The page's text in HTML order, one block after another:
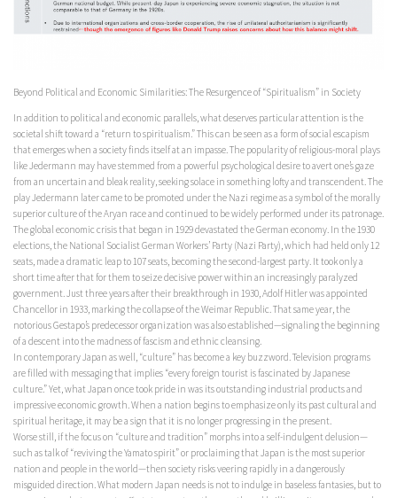
Beyond Political and Economic Similarities: The Resurgence of “Spiritualism” in Society
In addition to political and economic parallels, what deserves particular attention is the
societal shift toward a “return to spiritualism.” This can be seen as a form of social escapism
that emerges when a society finds itself at an impasse. The popularity of religious-moral plays
like Jedermann may have stemmed from a powerful psychological desire to avert one’s gaze
from an uncertain and bleak reality, seeking solace in something lofty and transcendent. The
play Jedermann later came to be promoted under the Nazi regime as a symbol of the morally
superior culture of the Aryan race and continued to be widely performed under its patronage.
The global economic crisis that began in 1929 devastated the German economy. In the 1930
elections, the National Socialist German Workers’ Party (Nazi Party), which had held only 12
seats, made a dramatic leap to 107 seats, becoming the second-largest party. It took only a
short time after that for them to seize decisive power within an increasingly paralyzed
government. Just three years after their breakthrough in 1930, Adolf Hitler was appointed
Chancellor in 1933, marking the collapse of the Weimar Republic. That same year, the
notorious Gestapo’s predecessor organization was also established—signaling the beginning
of a descent into the madness of fascism and ethnic cleansing.
In contemporary Japan as well, “culture” has become a key buzzword. Television programs
are filled with messaging that implies “every foreign tourist is fascinated by Japanese
culture.” Yet, what Japan once took pride in was its outstanding industrial products and
impressive economic growth. When a nation begins to emphasize only its past cultural and
spiritual heritage, it may be a sign that it is no longer progressing in the present.
Worse still, if the focus on “culture and tradition” morphs into a self-indulgent delusion—
such as talk of “reviving the Yamato spirit” or proclaiming that Japan is the most superior
nation and people in the world—then society risks veering rapidly in a dangerously
misguided direction. What modern Japan needs is not to indulge in baseless fantasies, but to